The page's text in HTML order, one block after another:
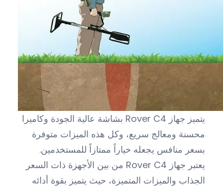
يتميز جهاز Rover C4 بشاشة عالية الجودة وكاميرا
محسنة ومعالج سريع، وكل هذه الميزات متوفرة
بسعر منافس يجعله خياراً ممتازاً للمستخدمين.
يعتبر جهاز Rover C4 من بين الأجهزة ذات السعر
الجذاب والميزات المتميزة، حيث يتميز بقوة أدائه